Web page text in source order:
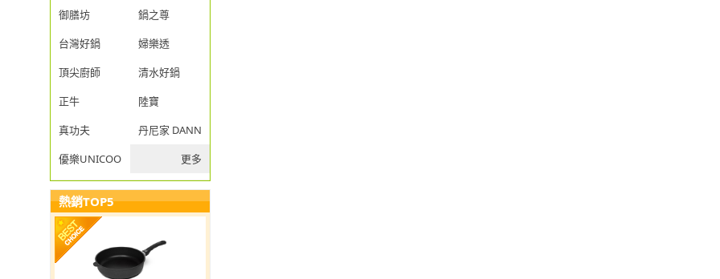
御膳坊
鍋之尊
台灣好鍋
婦樂透
頂尖廚師
清水好鍋
正牛
陸寶
真功夫
丹尼家 DANNY JIA
優樂UNICOOK
更多
熱銷TOP5